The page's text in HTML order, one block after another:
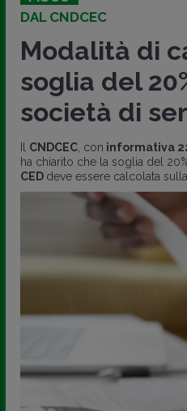
DAL CNDCEC
Modalità di
soglia del
società di
CNDCEC , con informativa
ha chiarito che la soglia del
CED deve essere calcolata sulla